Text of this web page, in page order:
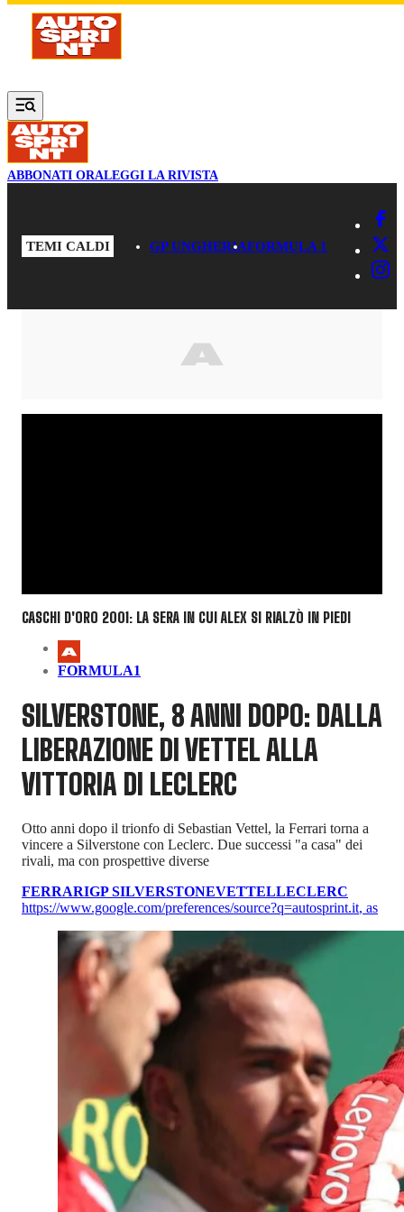
Vai al contenuto principale
ABBONATI ORALEGGI LA RIVISTA
TEMI CALDI GP UNGHERIAFORMULA 1
CASCHI D'ORO 2001: LA SERA IN CUI ALEX SI RIALZÒ IN PIEDI
FORMULA1
SILVERSTONE, 8 ANNI DOPO: DALLA
LIBERAZIONE DI VETTEL ALLA
VITTORIA DI LECLERC
Otto anni dopo il trionfo di Sebastian Vettel, la Ferrari torna a
vincere a Silverstone con Leclerc. Due successi "a casa" dei
rivali, ma con prospettive diverse
FERRARIGP SILVERSTONEVETTELLECLERC
https://www.google.com/preferences/source?q=autosprint.it, as